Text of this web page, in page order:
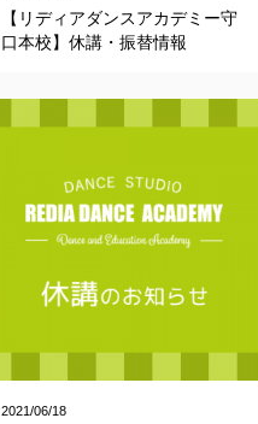
【リディアダンスアカデミー守
口本校】休講・振替情報
2021/06/18